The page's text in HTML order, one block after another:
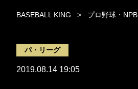
BASEBALL KING プロ野球・NPB
パ・リーグ
2019.08.14 19:05